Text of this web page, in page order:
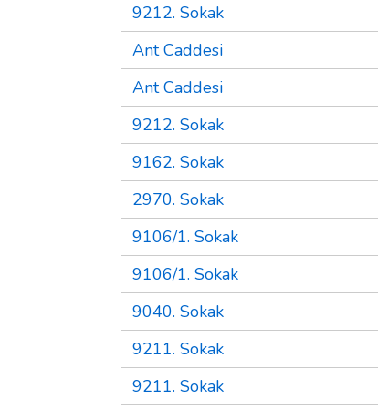
9212. Sokak
Ant Caddesi
Ant Caddesi
9212. Sokak
9162. Sokak
2970. Sokak
9106/1. Sokak
9106/1. Sokak
9040. Sokak
9211. Sokak
9211. Sokak